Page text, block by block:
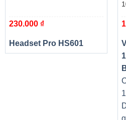
230.000 ₫
Headset Pro HS601